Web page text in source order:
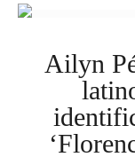
Ailyn